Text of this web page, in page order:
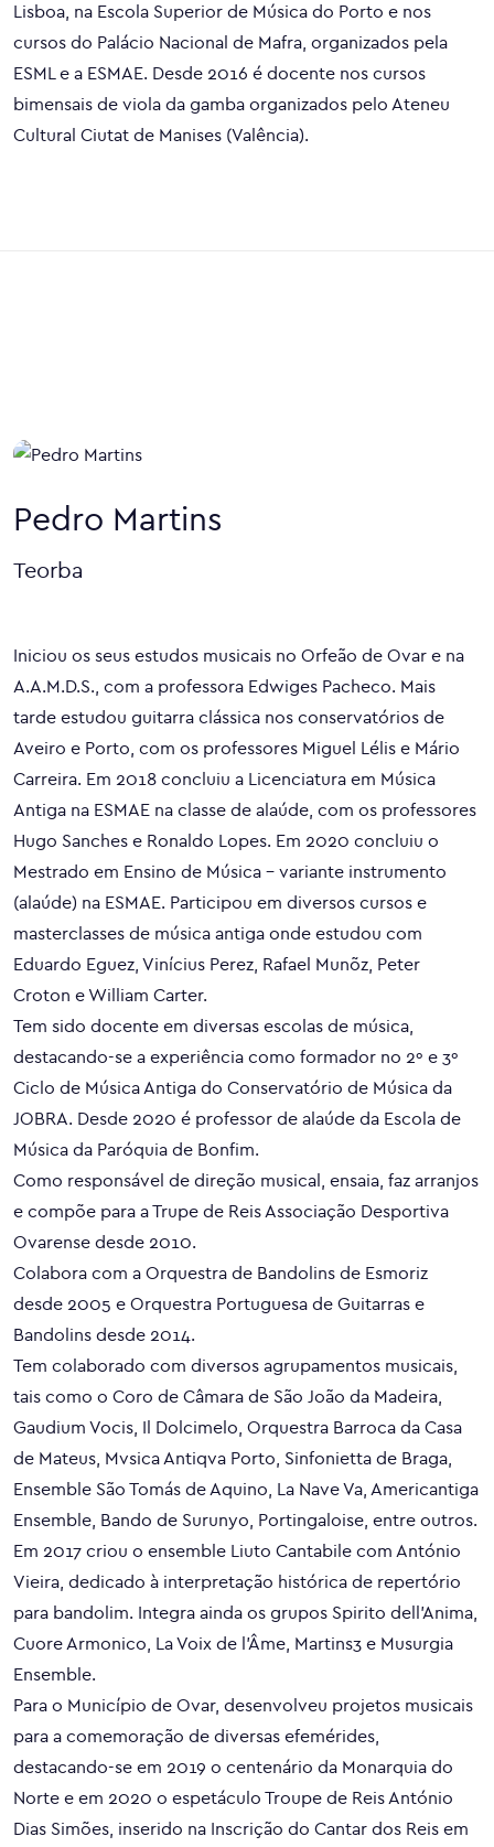
Lisboa, na Escola Superior de Música do Porto e nos
cursos do Palácio Nacional de Mafra, organizados pela
ESML e a ESMAE. Desde 2016 é docente nos cursos
bimensais de viola da gamba organizados pelo Ateneu
Cultural Ciutat de Manises (Valência).
Pedro Martins
Teorba
Iniciou os seus estudos musicais no Orfeão de Ovar e na
A.A.M.D.S., com a professora Edwiges Pacheco. Mais
tarde estudou guitarra clássica nos conservatórios de
Aveiro e Porto, com os professores Miguel Lélis e Mário
Carreira. Em 2018 concluiu a Licenciatura em Música
Antiga na ESMAE na classe de alaúde, com os professores
Hugo Sanches e Ronaldo Lopes. Em 2020 concluiu o
Mestrado em Ensino de Música – variante instrumento
(alaúde) na ESMAE. Participou em diversos cursos e
masterclasses de música antiga onde estudou com
Eduardo Eguez, Vinícius Perez, Rafael Munõz, Peter
Croton e William Carter.
Tem sido docente em diversas escolas de música,
destacando-se a experiência como formador no 2º e 3º
Ciclo de Música Antiga do Conservatório de Música da
JOBRA. Desde 2020 é professor de alaúde da Escola de
Música da Paróquia de Bonfim.
Como responsável de direção musical, ensaia, faz arranjos
e compõe para a Trupe de Reis Associação Desportiva
Ovarense desde 2010.
Colabora com a Orquestra de Bandolins de Esmoriz
desde 2005 e Orquestra Portuguesa de Guitarras e
Bandolins desde 2014.
Tem colaborado com diversos agrupamentos musicais,
tais como o Coro de Câmara de São João da Madeira,
Gaudium Vocis, Il Dolcimelo, Orquestra Barroca da Casa
de Mateus, Mvsica Antiqva Porto, Sinfonietta de Braga,
Ensemble São Tomás de Aquino, La Nave Va, Americantiga
Ensemble, Bando de Surunyo, Portingaloise, entre outros.
Em 2017 criou o ensemble Liuto Cantabile com António
Vieira, dedicado à interpretação histórica de repertório
para bandolim. Integra ainda os grupos Spirito dell’Anima,
Cuore Armonico, La Voix de l’Âme, Martins3 e Musurgia
Ensemble.
Para o Município de Ovar, desenvolveu projetos musicais
para a comemoração de diversas efemérides,
destacando-se em 2019 o centenário da Monarquia do
Norte e em 2020 o espetáculo Troupe de Reis António
Dias Simões, inserido na Inscrição do Cantar dos Reis em